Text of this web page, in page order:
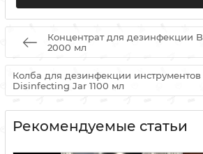
Концентрат для дезинфекции
2000 мл
Колба для дезинфекции
Disinfecting Jar 1100 мл
Рекомендуемые статьи